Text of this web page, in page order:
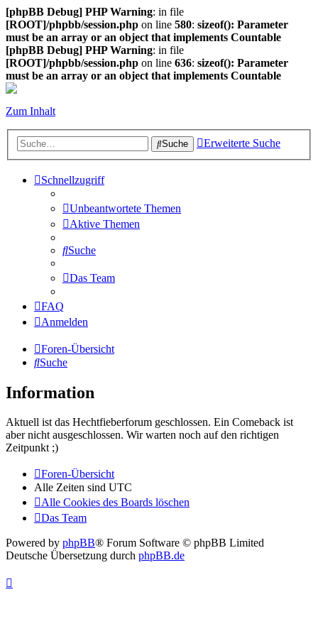
[phpBB Debug] PHP Warning: in file
[ROOT]/phpbb/session.php on line 580: sizeof(): Parameter
must be an array or an object that implements Countable
[phpBB Debug] PHP Warning: in file
[ROOT]/phpbb/session.php on line 636: sizeof(): Parameter
must be an array or an object that implements Countable
Zum Inhalt
Suche Erweiterte Suche
Schnellzugriff
Unbeantwortete Themen
Aktive Themen
Suche
Das Team
FAQ
Anmelden
Foren-Übersicht
Suche
Information
Aktuell ist das Hechtfieberforum geschlossen. Ein Comeback ist
aber nicht ausgeschlossen. Wir warten noch auf den richtigen
Zeitpunkt ;)
Foren-Übersicht
Alle Zeiten sind UTC
Alle Cookies des Boards löschen
Das Team
Powered by phpBB® Forum Software © phpBB Limited
Deutsche Übersetzung durch phpBB.de